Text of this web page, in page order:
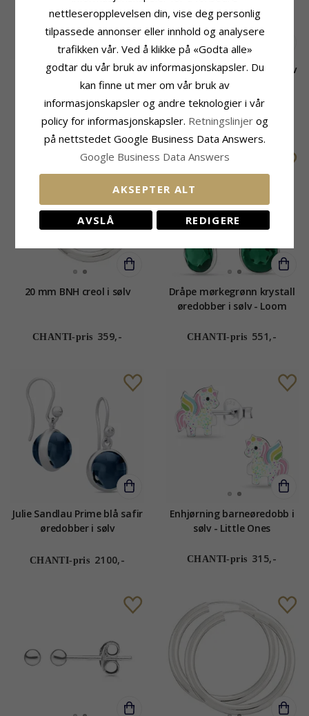
8 x 10 x 12 mm creol i sølv
595,-
Lange note øredobber i sølv
20 mm BNH creol i sølv
CHANTI-pris 359,-
Dråpe mørkegrønn krystall
øredobber i sølv - Loom
CHANTI-pris 551,-
Julie Sandlau Prime blå safir
øredobber i sølv
CHANTI-pris 2100,-
Enhjørning barneøredobb i
sølv - Little Ones
CHANTI-pris 315,-
nettleseropplevelsen din, vise deg personlig
tilpassede annonser eller innhold og analysere
trafikken vår. Ved å klikke på «Godta alle»
godtar du vår bruk av informasjonskapsler. Du
kan finne ut mer om vår bruk av
informasjonskapsler og andre teknologier i vår
policy for informasjonskapsler. Retningslinjer og
på nettstedet Google Business Data Answers.
Google Business Data Answers
AKSEPTER ALT
AVSLÅ REDIGERE